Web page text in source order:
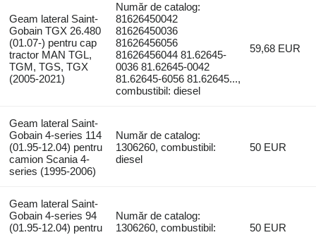
Geam lateral Saint-
Gobain TGX 26.480
(01.07-) pentru cap
tractor MAN TGL,
TGM, TGS, TGX
(2005-2021)
Număr de catalog:
81626450042
81626450036
81626456056
81626456044 81.62645-
0036 81.62645-0042
81.62645-6056 81.62645...,
combustibil: diesel
59,68 EUR
Geam lateral Saint-
Gobain 4-series 114
(01.95-12.04) pentru
camion Scania 4-
series (1995-2006)
Număr de catalog:
1306260, combustibil:
diesel
50 EUR
Geam lateral Saint-
Gobain 4-series 94
(01.95-12.04) pentru
Număr de catalog:
1306260, combustibil:
50 EUR